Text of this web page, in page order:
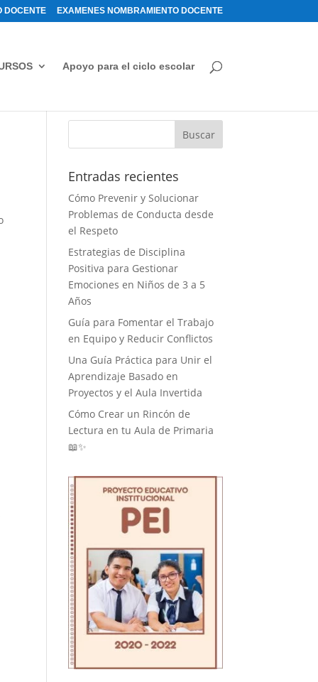
DOCENTE EXAMENES NOMBRAMIENTO DOCENTE
Apoyo para el ciclo escolar
Entradas recientes
Cómo Prevenir y Solucionar
Problemas de Conducta desde
el Respeto
Estrategias de Disciplina
Positiva para Gestionar
Emociones en Niños de 3 a 5
Años
Guía para Fomentar el Trabajo
en Equipo y Reducir Conflictos
Una Guía Práctica para Unir el
Aprendizaje Basado en
Proyectos y el Aula Invertida
Cómo Crear un Rincón de
Lectura en tu Aula de Primaria
📖✨